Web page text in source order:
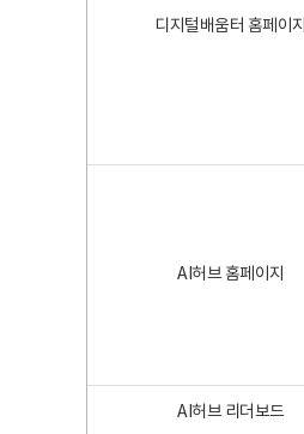
디지털배움터 홈페이지
AI허브 홈페이지
AI허브 리더보드